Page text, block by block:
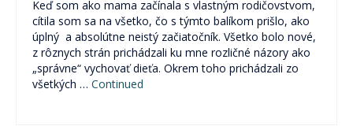
Pre verejnosť
Pre odborníkov
Pre školy a organizácie
Keď som ako mama začínala s vlastným rodičovstvom,
cítila som sa na všetko, čo s týmto balíkom prišlo, ako
úplný a absolútne neistý začiatočník. Všetko bolo nové,
z rôznych strán prichádzali ku mne rozličné názory ako
„správne“ vychovať dieťa. Okrem toho prichádzali zo
všetkých … Continued